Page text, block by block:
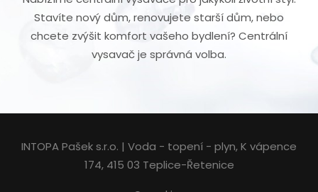
Stavíte nový dům, renovujete starší dům, nebo
chcete zvýšit komfort vašeho bydlení? Centrální
vysavač je správná volba.
INTOPA Pašek s.r.o. | Voda - topení - plyn, K vápence
174, 415 03 Teplice-Řetenice